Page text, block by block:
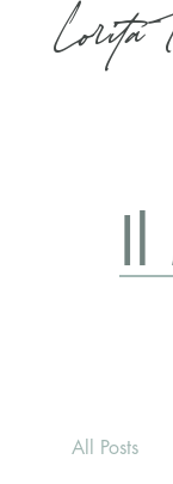
Lorita
All Posts